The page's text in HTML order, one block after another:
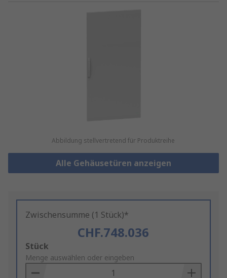
Abbildung stellvertretend für Produktreihe
Alle Gehäusetüren anzeigen
Zwischensumme (1 Stück)*
CHF.748.036
Add
to
Basket
Stück
Menge auswählen oder eingeben